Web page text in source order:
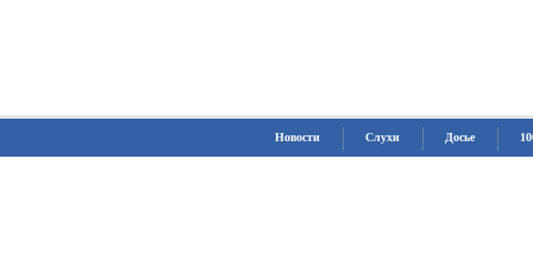
Новости Слухи Досье